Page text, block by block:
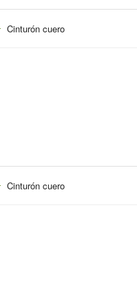
Cinturón cuero
Cinturón cuero